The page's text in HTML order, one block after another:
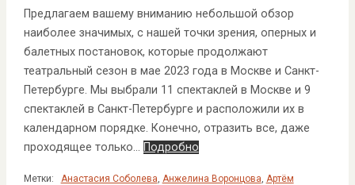
Предлагаем вашему вниманию небольшой обзор
наиболее значимых, с нашей точки зрения, оперных и
балетных постановок, которые продолжают
театральный сезон в мае 2023 года в Москве и Санкт-
Петербурге. Мы выбрали 11 спектаклей в Москве и 9
спектаклей в Санкт-Петербурге и расположили их в
календарном порядке. Конечно, отразить все, даже
проходящее только… Подробно
Метки: Анастасия Соболева Анжелина Воронцова Артём